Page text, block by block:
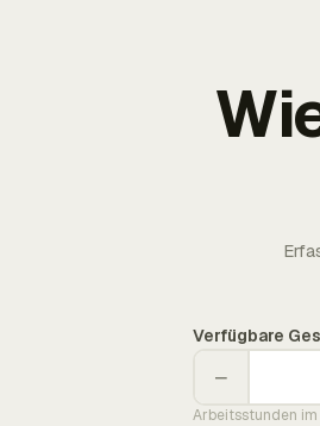
Verfügbare
−
Arbeitsstunden